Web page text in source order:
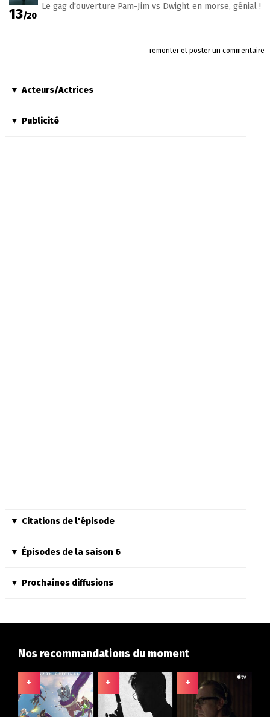
13/20
Le gag d'ouverture Pam-Jim vs Dwight en morse, génial !
remonter et poster un commentaire
Acteurs/Actrices
Publicité
Citations de l'épisode
Épisodes de la saison 6
Prochaines diffusions
Nos recommandations du moment
+ + +